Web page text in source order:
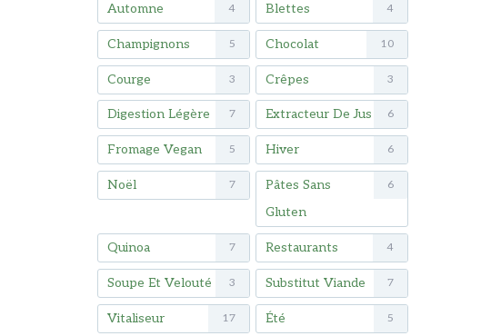
Automne 4 Blettes 4
Champignons 5 Chocolat 10
Courge 3 Crêpes 3
Digestion Légère 7 Extracteur De Jus 6
Fromage Vegan 5 Hiver 6
Noël 7
Pâtes Sans
Gluten
6
Quinoa 7 Restaurants 4
Soupe Et Velouté 3 Substitut Viande 7
Vitaliseur 17 Été 5